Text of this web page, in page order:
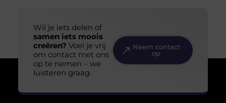
Wil je iets delen of
samen iets moois
creëren? Voel je vrij
om contact met ons
op te nemen – we
luisteren graag.
Neem contact
op